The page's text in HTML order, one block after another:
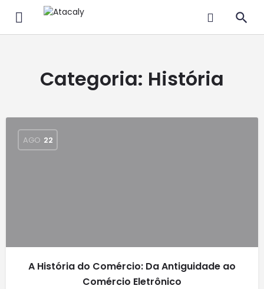
Categoria: História
AGO 22
A História do Comércio: Da Antiguidade ao
Comércio Eletrônico